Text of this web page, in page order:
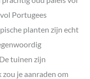
Portugees
planten zijn echt
tuinen zijn
je aanraden om